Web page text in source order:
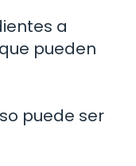
a
pueden
puede ser